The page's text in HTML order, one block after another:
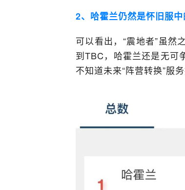
2、哈霍兰仍然是怀旧服
可以看出，“震地者”虽然
到TBC，哈霍兰还是无可
不知道未来“阵营转换”服